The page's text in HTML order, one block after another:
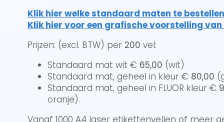
Klik hier welke standaard maten te
Klik hier voor een grafische voorstelling
Prijzen: (excl. BTW) per 200 vel:
Standaard mat wit € 65,00 (wit)
Standaard mat, geheel in kleur € 80,00
Standaard mat, geheel in FLUOR kleur €
oranje).
Vanaf 1000 A4 laser etikettenvellen of meer